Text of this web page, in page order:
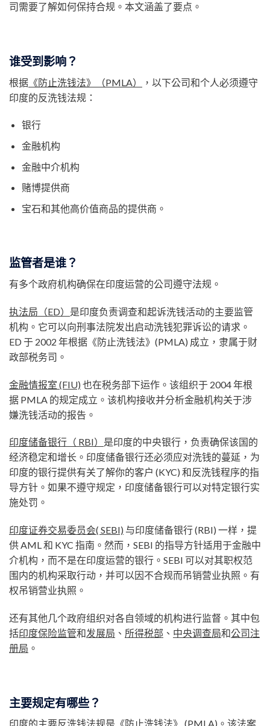
司需要了解如何保持合规。本文涵盖了要点。
谁受到影响？
根据 《防止洗钱法》（PMLA）
，以下公司和个人必须遵守
印度的反洗钱法规：
银行
金融机构
金融中介机构
赌博提供商
宝石和其他高价值商品的提供商。
监管者是谁？
有多个政府机构确保在印度运营的公司遵守法规。
执法局（ED） 是印度负责调查和起诉洗钱活动的主要监管
机构。它可以向刑事法院发出启动洗钱犯罪诉讼的请求。
ED 于 2002 年根据《防止洗钱法》(PMLA) 成立，隶属于财
政部税务司。
金融情报室 (FIU) 也在税务部下运作。该组织于 2004 年根
据 PMLA 的规定成立。该机构接收并分析金融机构关于涉
嫌洗钱活动的报告。
印度储备银行（ RBI） 是印度的中央银行，负责确保该国的
经济稳定和增长。印度储备银行还必须应对洗钱的蔓延，为
印度的银行提供有关了解你的客户 (KYC) 和反洗钱程序的指
导方针。如果不遵守规定，印度储备银行可以对特定银行实
施处罚。
印度证券交易委员会( SEBI) 与印度储备银行 (RBI) 一样，提
供 AML 和 KYC 指南。然而，SEBI 的指导方针适用于金融中
介机构，而不是在印度运营的银行。SEBI 可以对其职权范
围内的机构采取行动，并可以因不合规而吊销营业执照。有
权吊销营业执照。
还有其他几个政府组织对各自领域的机构进行监督。其中包
括印度保险监管和发展局 、 所得税部 、 中央调查局和公司注
册局 。
主要规定有哪些？
印度的主要反洗钱法规是《防止洗钱法》 (PMLA)。该法案